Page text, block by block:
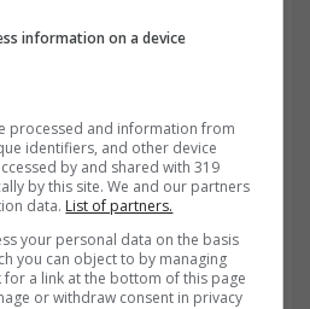
information on a device
processed and information from
identifiers, and other device
by and shared with 319
by this site. We and our partners
data. List of partners.
your personal data on the basis
you can object to by managing
a link at the bottom of this page
or withdraw consent in privacy